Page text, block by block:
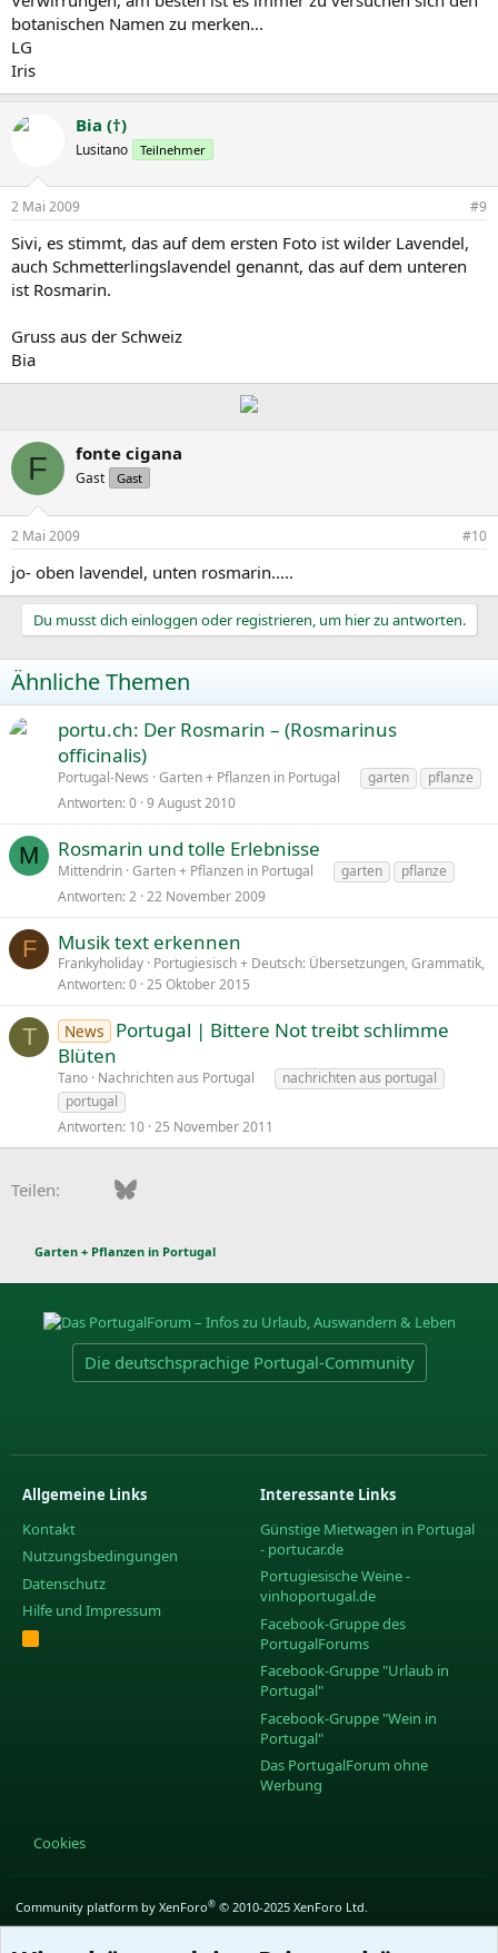
botanischen Namen zu merken...
LG
Iris
Bia (†)
Lusitano Teilnehmer
2 Mai 2009 #9
Sivi, es stimmt, das auf dem ersten Foto ist wilder Lavendel,
auch Schmetterlingslavendel genannt, das auf dem unteren
ist Rosmarin.
Gruss aus der Schweiz
Bia
F fonte cigana
Gast Gast
2 Mai 2009 #10
jo- oben lavendel, unten rosmarin.....
Du musst dich einloggen oder registrieren, um hier zu antworten.
Ähnliche Themen
portu.ch: Der Rosmarin – (Rosmarinus
officinalis)
Portugal-News Garten + Pflanzen in Portugal garten
pflanze
Antworten 0 9 August 2010
M Rosmarin und tolle Erlebnisse
Mittendrin Garten + Pflanzen in Portugal garten
pflanze
Antworten 2 22 November 2009
F Musik text erkennen
Frankyholiday Portugiesisch + Deutsch: Übersetzungen, Grammatik,
Antworten 0 25 Oktober 2015
T News
Portugal | Bittere Not treibt schlimme
Blüten
Tano Nachrichten aus Portugal
nachrichten aus portugal
portugal
Antworten 10 25 November 2011
Teilen: FacebookBluesky
Garten + Pflanzen in Portugal
Die deutschsprachige Portugal-Community
Allgemeine Links
Kontakt
Nutzungsbedingungen
Datenschutz
Hilfe und Impressum
R
S
Interessante Links
Günstige Mietwagen in Portugal
- portucar.de
Portugiesische Weine -
vinhoportugal.de
Facebook-Gruppe des
PortugalForums
Facebook-Gruppe "Urlaub in
Portugal"
Facebook-Gruppe "Wein in
Portugal"
Das PortugalForum ohne
Werbung
Cookies
Community platform by XenForo® © 2010-2025 XenForo Ltd.